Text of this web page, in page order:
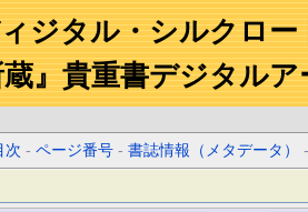
ジタル・シルクロ
』貴重書デジタル
次 -ページ番号 -書誌情報（メタデータ） -